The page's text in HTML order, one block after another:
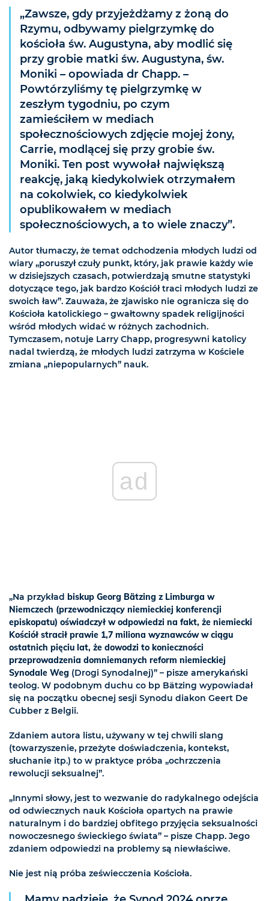
„Zawsze, gdy przyjeżdżamy z żoną do
Rzymu, odbywamy pielgrzymkę do
kościoła św. Augustyna, aby modlić się
przy grobie matki św. Augustyna, św.
Moniki – opowiada dr Chapp. –
Powtórzyliśmy tę pielgrzymkę w
zeszłym tygodniu, po czym
zamieściłem w mediach
społecznościowych zdjęcie mojej żony,
Carrie, modlącej się przy grobie św.
Moniki. Ten post wywołał największą
reakcję, jaką kiedykolwiek otrzymałem
na cokolwiek, co kiedykolwiek
opublikowałem w mediach
społecznościowych, a to wiele znaczy”.
Autor tłumaczy, że temat odchodzenia młodych ludzi od
wiary „poruszył czuły punkt, który, jak prawie każdy wie
w dzisiejszych czasach, potwierdzają smutne statystyki
dotyczące tego, jak bardzo Kościół traci młodych ludzi ze
swoich ław”. Zauważa, że zjawisko nie ogranicza się do
Kościoła katolickiego – gwałtowny spadek religijności
wśród młodych widać w różnych zachodnich.
Tymczasem, notuje Larry Chapp, progresywni katolicy
nadal twierdzą, że młodych ludzi zatrzyma w Kościele
zmiana „niepopularnych” nauk.
ad
„Na przykład biskup Georg Bätzing z Limburga w
Niemczech (przewodniczący niemieckiej konferencji
episkopatu) oświadczył w odpowiedzi na fakt, że niemiecki
Kościół stracił prawie 1,7 miliona wyznawców w ciągu
ostatnich pięciu lat, że dowodzi to konieczności
przeprowadzenia domniemanych reform niemieckiej
Synodale Weg (Drogi Synodalnej)” – pisze amerykański
teolog. W podobnym duchu co bp Bätzing wypowiadał
się na początku obecnej sesji Synodu diakon Geert De
Cubber z Belgii.
Zdaniem autora listu, używany w tej chwili slang
(towarzyszenie, przeżyte doświadczenia, kontekst,
słuchanie itp.) to w praktyce próba „ochrzczenia
rewolucji seksualnej”.
„Innymi słowy, jest to wezwanie do radykalnego odejścia
od odwiecznych nauk Kościoła opartych na prawie
naturalnym i do bardziej obfitego przyjęcia seksualności
nowoczesnego świeckiego świata” – pisze Chapp. Jego
zdaniem odpowiedzi na problemy są niewłaściwe.
Nie jest nią próba zeświecczenia Kościoła.